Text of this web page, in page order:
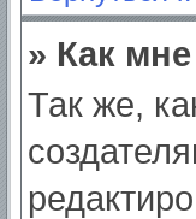
» Как
Так же,